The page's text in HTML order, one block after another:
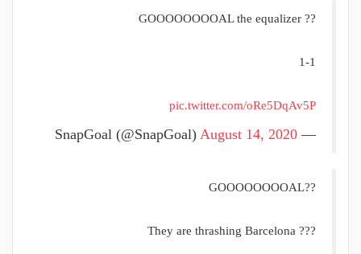
GOOOOOOOOAL the equalizer ??
1-1
pic.twitter.com/oRe5DqAv5P
— SnapGoal (@SnapGoal)
August 14, 2020
GOOOOOOOOAL??
They are thrashing Barcelona ???